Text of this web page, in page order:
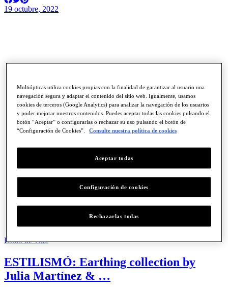
19 octubre, 2022
Estilo de vida
ESTILISMÓ: Earthing collection by
Julia Martínez & …
Multiópticas utiliza cookies propias con la finalidad de garantizar al usuario una
navegación segura y adaptar el contenido del sitio web. Igualmente, usamos
cookies de terceros (Google Analytics) para analizar la navegación de los usuarios
y poder mejorar nuestros contenidos. Puedes aceptar todas las cookies pulsando el
botón “Aceptar” o configurarlas o rechazar su uso pulsando el botón de
“Configuración de Cookies”.
Consulte nuestra política de cookies
Configuración de cookies
Rechazarlas todas
Aceptar todas